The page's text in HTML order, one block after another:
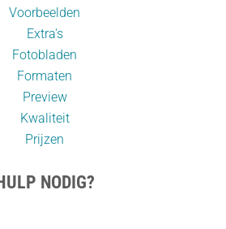
Voorbeelden
Extra's
Fotobladen
Formaten
Preview
Kwaliteit
Prijzen
NODIG?